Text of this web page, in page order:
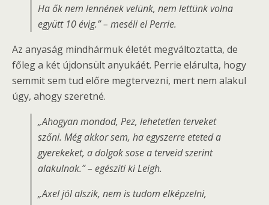
Ha ők nem lennének velünk, nem lettünk volna
együtt 10 évig.” – meséli el Perrie.
Az anyaság mindhármuk életét megváltoztatta, de
főleg a két újdonsült anyukáét. Perrie elárulta, hogy
semmit sem tud előre megtervezni, mert nem alakul
úgy, ahogy szeretné.
„Ahogyan mondod, Pez, lehetetlen terveket
szőni. Még akkor sem, ha egyszerre eteted a
gyerekeket, a dolgok sose a terveid szerint
alakulnak.” – egészíti ki Leigh.
„Axel jól alszik, nem is tudom elképzelni,